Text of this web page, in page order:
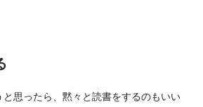
思ったら、黙々と読書をするのもいい